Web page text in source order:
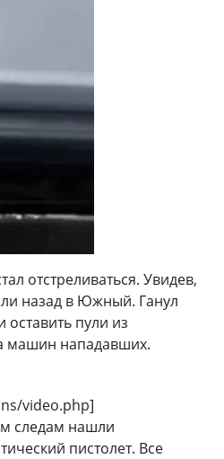
отстреливаться. Увидев,
назад в Южный. Ганул
пули из
машин нападавших.
video.php]
следам нашли
пистолет. Все